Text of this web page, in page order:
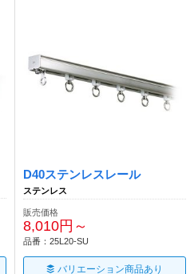
D40ステンレスレール
ステンレス
販売価格
8,010円～
品番：25L20-SU
バリエーション商品あり